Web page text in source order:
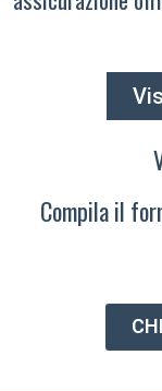
Compila il